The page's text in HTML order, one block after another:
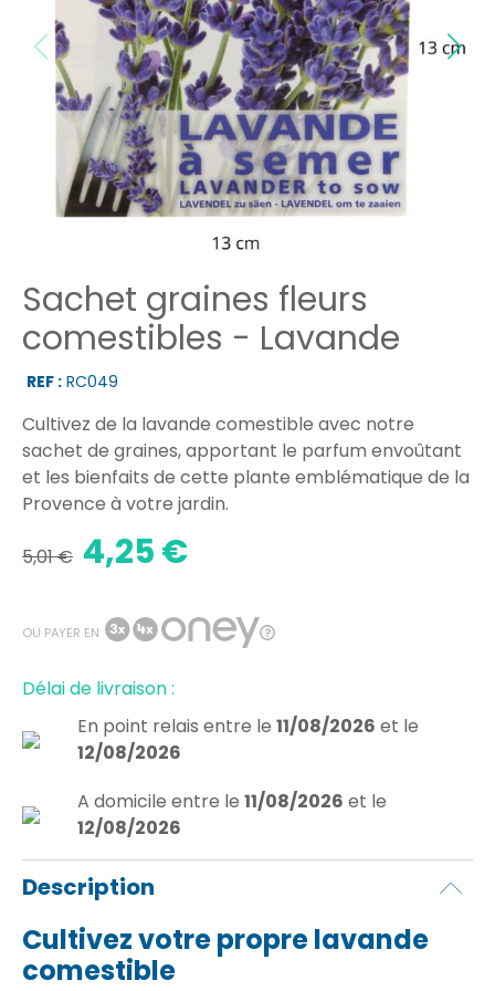
Sachet graines fleurs
comestibles - Lavande
REF : RC049
Cultivez de la lavande comestible avec notre
sachet de graines, apportant le parfum envoûtant
et les bienfaits de cette plante emblématique de la
Provence à votre jardin.
5,01 € 4,25 €
OU PAYER EN
Délai de livraison :
En point relais entre le 11/08/2026 et le
12/08/2026
A domicile entre le 11/08/2026 et le
12/08/2026
Description
Cultivez votre propre lavande
comestible